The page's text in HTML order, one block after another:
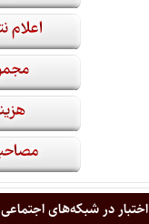
اختبار در شبکه‌های اجتماعی